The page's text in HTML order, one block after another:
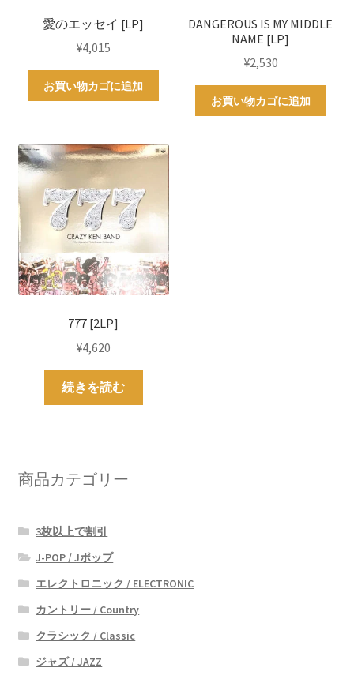
愛のエッセイ [LP]
¥4,015
お買い物カゴに追加
DANGEROUS IS MY MIDDLE
NAME [LP]
¥2,530
お買い物カゴに追加
777 [2LP]
¥4,620
続きを読む
商品カテゴリー
3枚以上で割引
J-POP / Jポップ
エレクトロニック / ELECTRONIC
カントリー / Country
クラシック / Classic
ジャズ / JAZZ